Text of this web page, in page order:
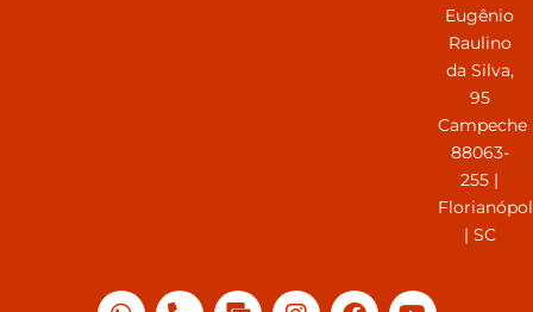
Eugênio
Raulino
da Silva,
95
Campeche
88063-
255 |
| SC